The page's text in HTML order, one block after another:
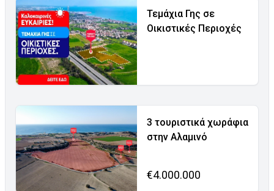
Τεμάχια Γης σε
Οικιστικές Περιοχές
3 τουριστικά χωράφια
στην Αλαμινό
€4.000.000